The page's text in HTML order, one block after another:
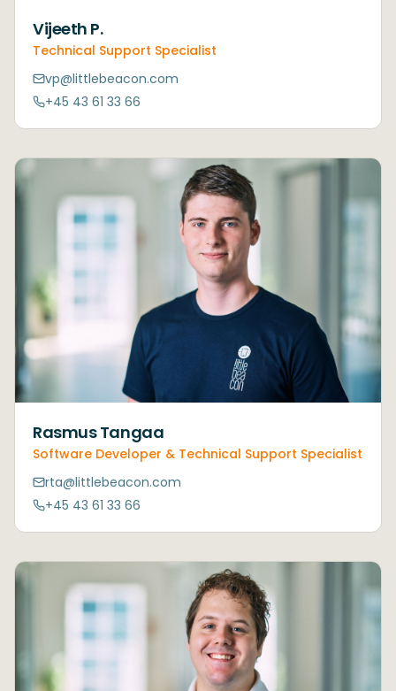
Vijeeth P.
Technical Support Specialist
vp@littlebeacon.com
+45 43 61 33 66
Rasmus Tangaa
Software Developer & Technical Support Specialist
rta@littlebeacon.com
+45 43 61 33 66